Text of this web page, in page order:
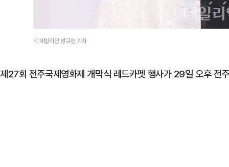
ⓒ데일리안 방규현 기자
제27회 전주국제영화제 개막식 레드카펫 행사가 29일 오후 전